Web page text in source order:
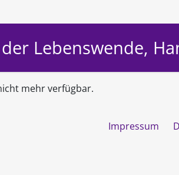
Lebenswende,
mehr verfügbar.
Impressum